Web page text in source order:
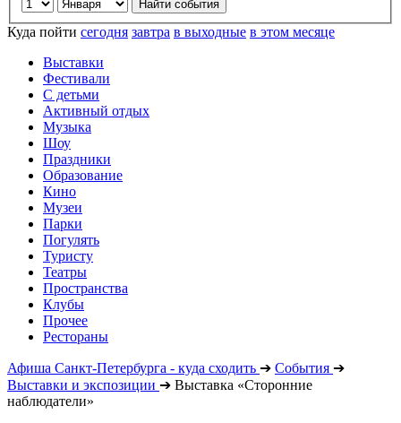
Куда пойти сегодня завтра в выходные в этом месяце
Выставки
Фестивали
С детьми
Активный отдых
Музыка
Шоу
Праздники
Образование
Кино
Музеи
Парки
Погулять
Туристу
Театры
Пространства
Клубы
Прочее
Рестораны
Афиша Санкт-Петербурга - куда сходить ➔ События ➔
Выставки и экспозиции ➔ Выставка «Сторонние
наблюдатели»